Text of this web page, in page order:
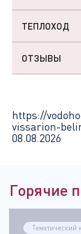
ТЕПЛОХОД
ОТЗЫВЫ
https://
vissarion-
08.08.2026
Горячие
Тематический